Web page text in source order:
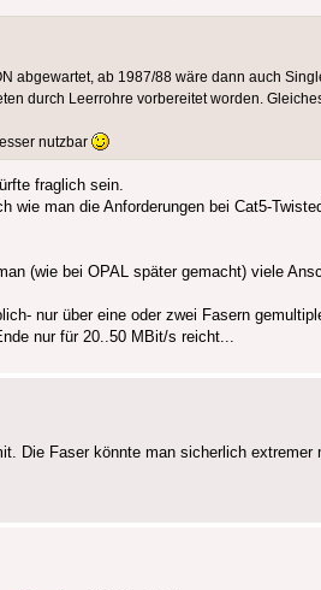
abgewartet, ab 1987/88 wäre dann auch
durch Leerrohre vorbereitet worden.
nutzbar
fraglich sein.
man die Anforderungen bei Cat5-
(wie bei OPAL später gemacht) viele
nur über eine oder zwei Fasern
nur für 20..50 MBit/s reicht...
Die Faser könnte man sicherlich extremer